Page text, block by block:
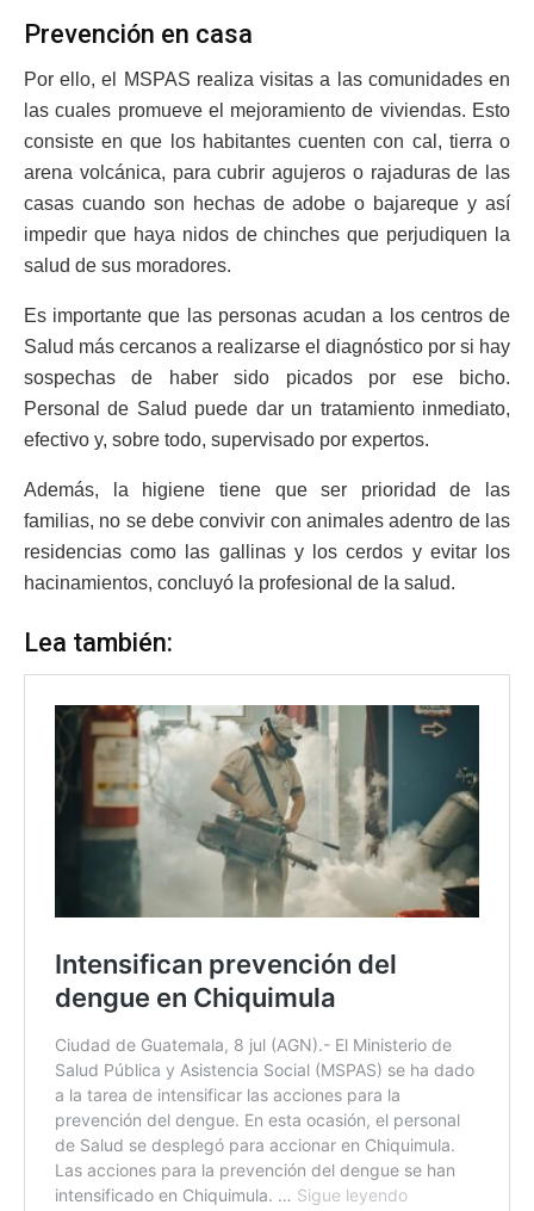
Prevención en casa
Por ello, el MSPAS realiza visitas a las comunidades en
las cuales promueve el mejoramiento de viviendas. Esto
consiste en que los habitantes cuenten con cal, tierra o
arena volcánica, para cubrir agujeros o rajaduras de las
casas cuando son hechas de adobe o bajareque y así
impedir que haya nidos de chinches que perjudiquen la
salud de sus moradores.
Es importante que las personas acudan a los centros de
Salud más cercanos a realizarse el diagnóstico por si hay
sospechas de haber sido picados por ese bicho.
Personal de Salud puede dar un tratamiento inmediato,
efectivo y, sobre todo, supervisado por expertos.
Además, la higiene tiene que ser prioridad de las
familias, no se debe convivir con animales adentro de las
residencias como las gallinas y los cerdos y evitar los
hacinamientos, concluyó la profesional de la salud.
Lea también: